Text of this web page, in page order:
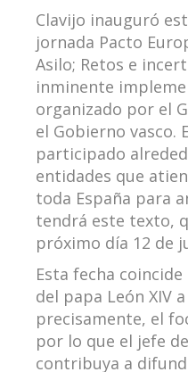
Clavijo inauguró
jornada Pacto
Asilo; Retos e
inminente
organizado por el
el Gobierno vasco.
participado
entidades que
toda España para
tendrá este texto,
próximo día 12 de
Esta fecha
del papa León XIV
precisamente, el
por lo que el jefe
contribuya a